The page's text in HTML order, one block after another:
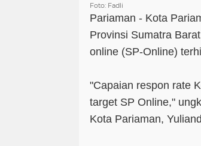
Foto: Fadli
Pariaman - Kota
Provinsi Sumatra
online (SP-Online)
"Capaian respon rate
target SP Online,"
Kota Pariaman,